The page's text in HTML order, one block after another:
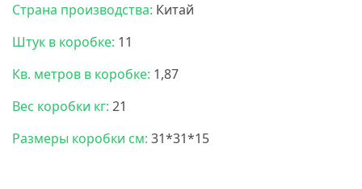
Страна производства: Китай
Штук в коробке: 11
Кв. метров в коробке: 1,87
Вес коробки кг: 21
Размеры коробки см: 31*31*15